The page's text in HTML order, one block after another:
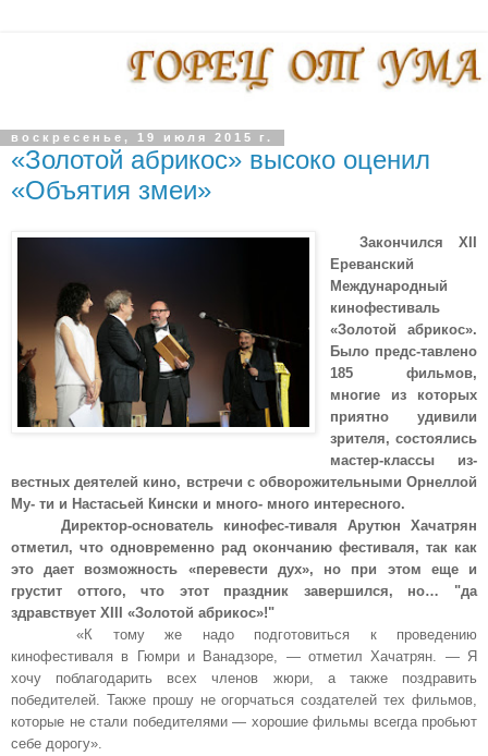
воскресенье, 19 июля 2015 г.
«Золотой абрикос» высоко оценил
«Объятия змеи»
Закончился XII
Ереванский
Международный
кинофестиваль
«Золотой абрикос».
Было предс-тавлено
185 фильмов,
многие из которых
приятно удивили
зрителя, состоялись
мастер-классы из-
вестных деятелей кино, встречи с обворожительными Орнеллой
Му- ти и Настасьей Кински и много- много интересного.
Директор-основатель кинофес-тиваля Арутюн Хачатрян
отметил, что одновременно рад окончанию фестиваля, так как
это дает возможность «перевести дух», но при этом еще и
грустит оттого, что этот праздник завершился, но… "да
здравствует XIII
«Золотой абрикос»!"
«К тому же надо подготовиться к проведению
кинофестиваля в Гюмри и Ванадзоре, — отметил Хачатрян. — Я
хочу поблагодарить всех членов жюри, а также поздравить
победителей. Также прошу не огорчаться создателей тех фильмов,
которые не стали победителями — хорошие фильмы всегда пробьют
себе дорогу».